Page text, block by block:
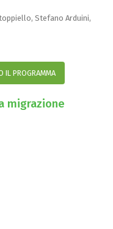
Stefano Arduini,
IL PROGRAMMA
migrazione